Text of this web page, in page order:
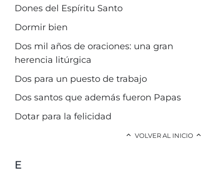
Dones del Espíritu Santo
Dormir bien
Dos mil años de oraciones: una gran
herencia litúrgica
Dos para un puesto de trabajo
Dos santos que además fueron Papas
Dotar para la felicidad
VOLVER AL INICIO
E